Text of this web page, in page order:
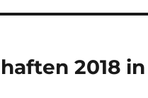
2018